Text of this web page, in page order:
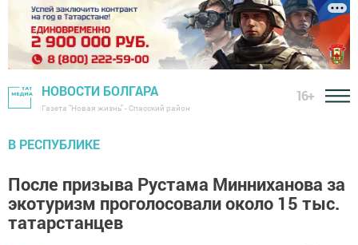
НОВОСТИ БОЛГАРА
Газета "Новая жизнь" - Спасский район
16+
В РЕСПУБЛИКЕ
После призыва Рустама Минниханова за
экотуризм проголосовали около 15 тыс.
татарстанцев